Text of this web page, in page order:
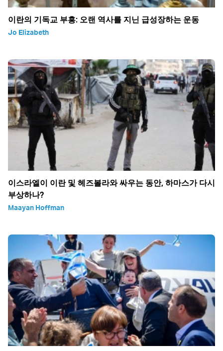
이란의 기독교 부흥: 오랜 역사를 지닌 급성장하는 운동
Jo Elizabeth
이스라엘이 이란 및 헤즈볼라와 싸우는 동안, 하마스가 다시
부상하나?
Maayan Hoffman